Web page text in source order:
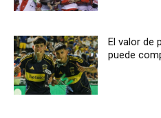
El valor de
puede